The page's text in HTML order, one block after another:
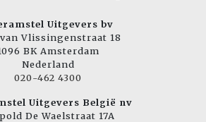
Uitgevers bv
Vlissingenstraat 18
BK Amsterdam
Nederland
020-462 4300
Uitgevers België nv
De Waelstraat 17A